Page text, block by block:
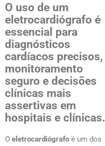
O uso de um
eletrocardiógrafo é
essencial para
diagnósticos
cardíacos precisos,
monitoramento
seguro e decisões
clínicas mais
assertivas em
hospitais e clínicas.
O eletrocardiógrafo é um dos